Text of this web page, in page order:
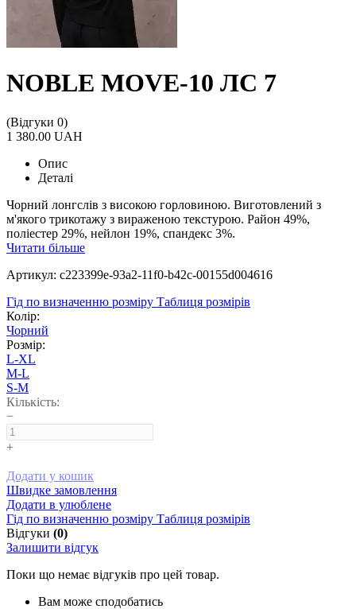
NOBLE MOVE-10 ЛС 7
(Відгуки 0)
1 380.00 UAH
Опис
Деталі
Чорний лонгслів з високою горловиною. Виготовлений з
м'якого трикотажу з вираженою текстурою. Район 49%,
поліестер 29%, нейлон 19%, спандекс 3%.
Читати більше
Артикул: c223399e-93a2-11f0-b42c-00155d004616
Гід по визначенню розміру Таблиця розмірів
Колір:
Чорний
Розмір:
L-XL
M-L
S-M
Кількість:
−
+
Додати у кошик
Швидке замовлення
Додати в улюблене
Гід по визначенню розміру Таблиця розмірів
Відгуки (0)
Залишити відгук
Поки що немає відгуків про цей товар.
Вам може сподобатись